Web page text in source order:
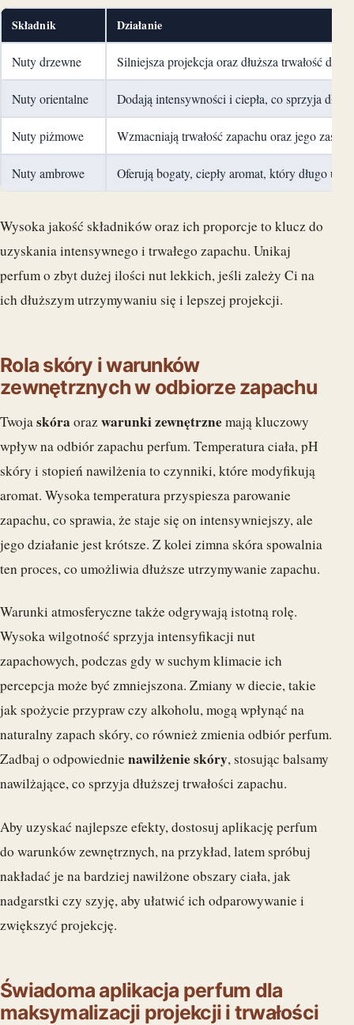
Składnik Działanie
Nuty drzewne Silniejsza projekcja oraz dłuższa trwałość
Nuty orientalne Dodają intensywności i ciepła, co sprzyja
Nuty piżmowe Wzmacniają trwałość zapachu oraz jego
Nuty ambrowe Oferują bogaty, ciepły aromat, który długo
Wysoka jakość składników oraz ich proporcje to klucz do
uzyskania intensywnego i trwałego zapachu. Unikaj
perfum o zbyt dużej ilości nut lekkich, jeśli zależy Ci na
ich dłuższym utrzymywaniu się i lepszej projekcji.
Rola skóry i warunków
zewnętrznych w odbiorze zapachu
Twojaskóra orazwarunki zewnętrznemają kluczowy
wpływ na odbiór zapachu perfum. Temperatura ciała, pH
skóry i stopień nawilżenia to czynniki, które modyfikują
aromat. Wysoka temperatura przyspiesza parowanie
zapachu, co sprawia, że staje się on intensywniejszy, ale
jego działanie jest krótsze. Z kolei zimna skóra spowalnia
ten proces, co umożliwia dłuższe utrzymywanie zapachu.
Warunki atmosferyczne także odgrywają istotną rolę.
Wysoka wilgotność sprzyja intensyfikacji nut
zapachowych, podczas gdy w suchym klimacie ich
percepcja może być zmniejszona. Zmiany w diecie, takie
jak spożycie przypraw czy alkoholu, mogą wpłynąć na
naturalny zapach skóry, co również zmienia odbiór perfum.
Zadbaj o odpowiednienawilżenie skóry, stosując balsamy
nawilżające, co sprzyja dłuższej trwałości zapachu.
Aby uzyskać najlepsze efekty, dostosuj aplikację perfum
do warunków zewnętrznych, na przykład, latem spróbuj
nakładać je na bardziej nawilżone obszary ciała, jak
nadgarstki czy szyję, aby ułatwić ich odparowywanie i
zwiększyć projekcję.
Świadoma aplikacja perfum dla
maksymalizacji projekcji i trwałości